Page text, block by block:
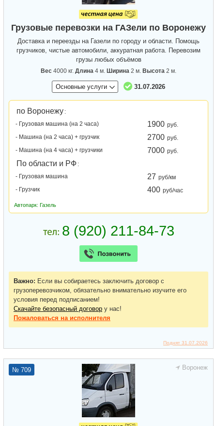
Поднят 31.07.2026
Грузовые перевозки на ГАЗели по Воронежу
Доставка и переезды на Газели по городу и области. Помощь
грузчиков, чистые автомобили, аккуратная работа. Перевозим
грузы любых объёмов
Вес 4000 кг. Длина 4 м. Ширина 2 м. Высота 2 м.
Основные услуги 31.07.2026
по Воронежу :
- Грузовая машина (на 2 часа)
1900 руб.
- Машина (на 2 часа) + грузчик
2700 руб.
- Машина (на 4 часа) + грузчики
7000 руб.
По области и РФ :
- Грузовая машина
27 руб/км
- Грузчик
400 руб/час
Автопарк: Газель
Важно: Если вы собираетесь заключить договор с
грузоперевозчиком, обязательно внимательно изучите его
условия перед подписанием!
Скачайте безопасный договор у нас!
Пожаловаться на исполнителя
Воронеж
№ 709